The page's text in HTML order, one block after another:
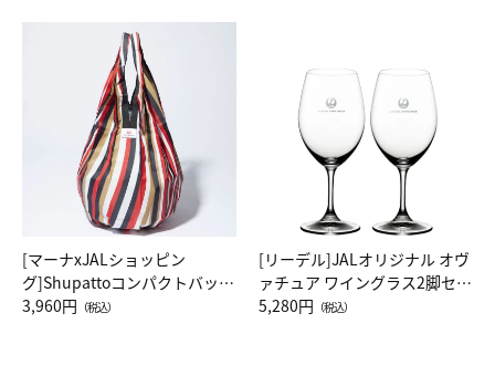
[マーナxJALショッピン
グ]Shupattoコンパクトバッグ
Drop JAL客室乗務員（LC）ス
3,960円 （税込）
[リーデル]JALオリジナル オヴ
ァチュア ワイングラス2脚セッ
ト（レッドワイン）
5,280円 （税込）